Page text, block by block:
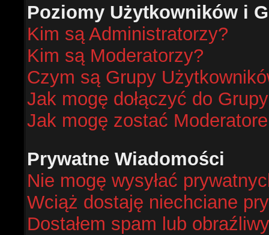
Poziomy Użytkowników i
Kim są Administratorzy?
Kim są Moderatorzy?
Czym są Grupy
Jak mogę dołączyć do
Jak mogę zostać
Prywatne Wiadomości
Nie mogę wysyłać
Wciąż dostaję niechciane
Dostałem spam lub